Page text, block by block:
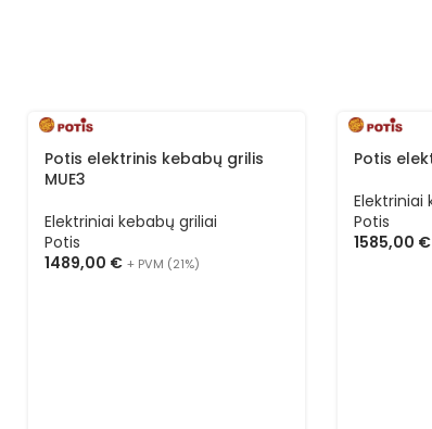
Potis elektrinis kebabų grilis
MUE3
Elektriniai kebabų griliai
Potis
1489,00 € + PVM (21%)
Potis
Elektriniai
Potis
1585,00 €